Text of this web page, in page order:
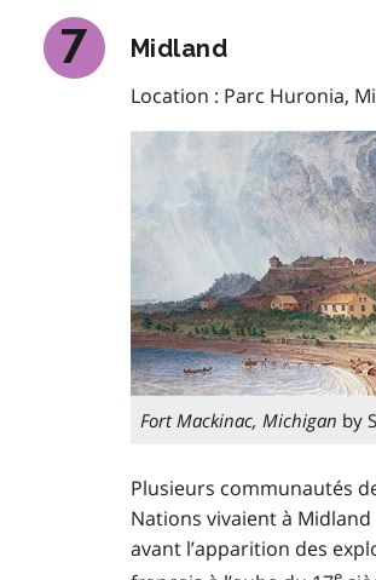
Midland
Location : Parc Huronia,
Fort Mackinac, Michigan by
Plusieurs communautés
Nations vivaient à
avant l’apparition des